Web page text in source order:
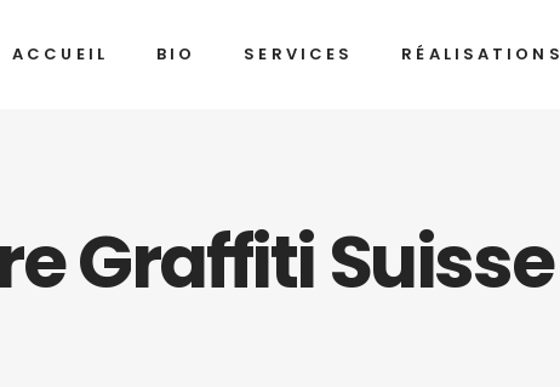
ACCUEIL BIO SERVICES RÉALISATIONS
Graffiti Suisse